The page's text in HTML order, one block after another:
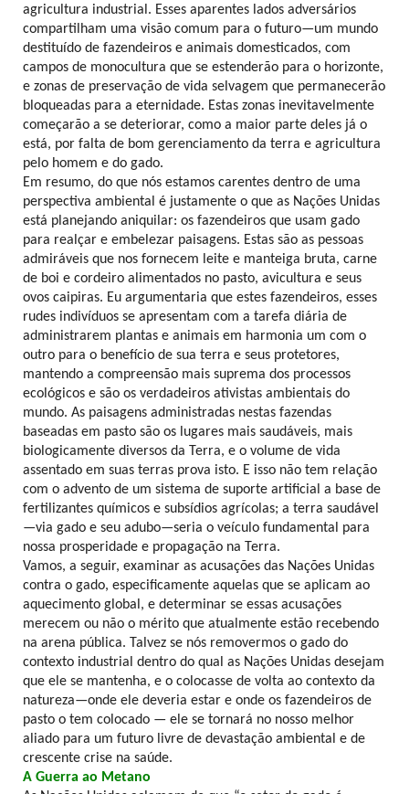
agricultura industrial. Esses aparentes lados adversários
compartilham uma visão comum para o futuro—um mundo
destituído de fazendeiros e animais domesticados, com
campos de monocultura que se estenderão para o horizonte,
e zonas de preservação de vida selvagem que permanecerão
bloqueadas para a eternidade. Estas zonas inevitavelmente
começarão a se deteriorar, como a maior parte deles já o
está, por falta de bom gerenciamento da terra e agricultura
pelo homem e do gado.
Em resumo, do que nós estamos carentes dentro de uma
perspectiva ambiental é justamente o que as Nações Unidas
está planejando aniquilar: os fazendeiros que usam gado
para realçar e embelezar paisagens. Estas são as pessoas
admiráveis que nos fornecem leite e manteiga bruta, carne
de boi e cordeiro alimentados no pasto, avicultura e seus
ovos caipiras. Eu argumentaria que estes fazendeiros, esses
rudes indivíduos se apresentam com a tarefa diária de
administrarem plantas e animais em harmonia um com o
outro para o benefício de sua terra e seus protetores,
mantendo a compreensão mais suprema dos processos
ecológicos e são os verdadeiros ativistas ambientais do
mundo. As paisagens administradas nestas fazendas
baseadas em pasto são os lugares mais saudáveis, mais
biologicamente diversos da Terra, e o volume de vida
assentado em suas terras prova isto. E isso não tem relação
com o advento de um sistema de suporte artificial a base de
fertilizantes químicos e subsídios agrícolas; a terra saudável
—via gado e seu adubo—seria o veículo fundamental para
nossa prosperidade e propagação na Terra.
Vamos, a seguir, examinar as acusações das Nações Unidas
contra o gado, especificamente aquelas que se aplicam ao
aquecimento global, e determinar se essas acusações
merecem ou não o mérito que atualmente estão recebendo
na arena pública. Talvez se nós removermos o gado do
contexto industrial dentro do qual as Nações Unidas desejam
que ele se mantenha, e o colocasse de volta ao contexto da
natureza—onde ele deveria estar e onde os fazendeiros de
pasto o tem colocado — ele se tornará no nosso melhor
aliado para um futuro livre de devastação ambiental e de
crescente crise na saúde.
A Guerra ao Metano